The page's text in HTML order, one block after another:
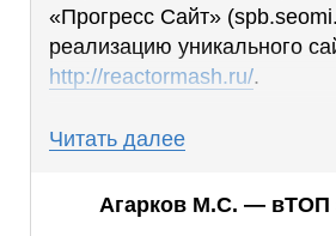
«Прогресс Сайт»
реализацию уникального
http://reactormash.ru/.
Сайт получился понятным,
учтены все наши пожелания,
Работа выполнена
Читать далее
Агарков М.С. — вТОП